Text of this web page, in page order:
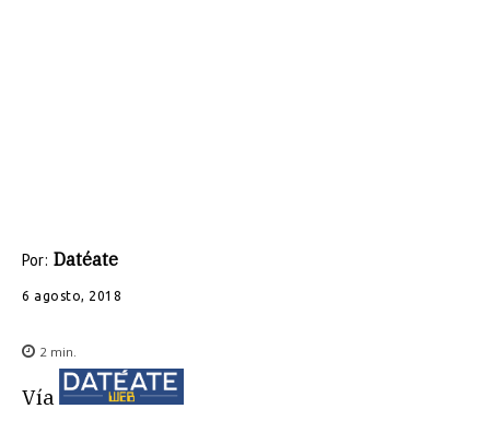
Por: Datéate
6 agosto, 2018
2 min.
Vía